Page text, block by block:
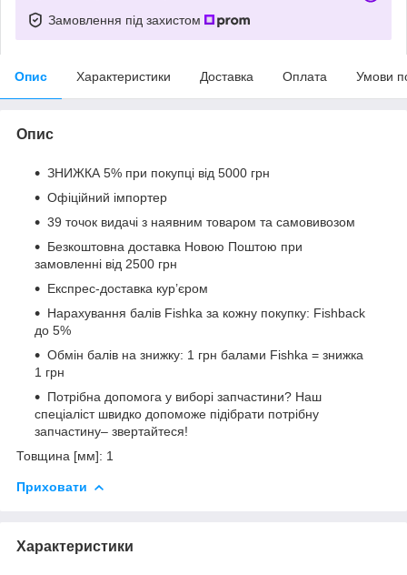
Замовлення під захистом
Опис Характеристики Доставка Оплата Умови
Опис
ЗНИЖКА 5% при покупці від 5000 грн
Офіційний імпортер
39 точок видачі з наявним товаром та самовивозом
Безкоштовна доставка Новою Поштою при
замовленні від 2500 грн
Експрес-доставка кур’єром
Нарахування балів Fishka за кожну покупку: Fishback
до 5%
Обмін балів на знижку: 1 грн балами Fishka = знижка
1 грн
Потрібна допомога у виборі запчастини? Наш
спеціаліст швидко допоможе підібрати потрібну
запчастину– звертайтеся!
Товщина [мм]: 1
Приховати
Характеристики